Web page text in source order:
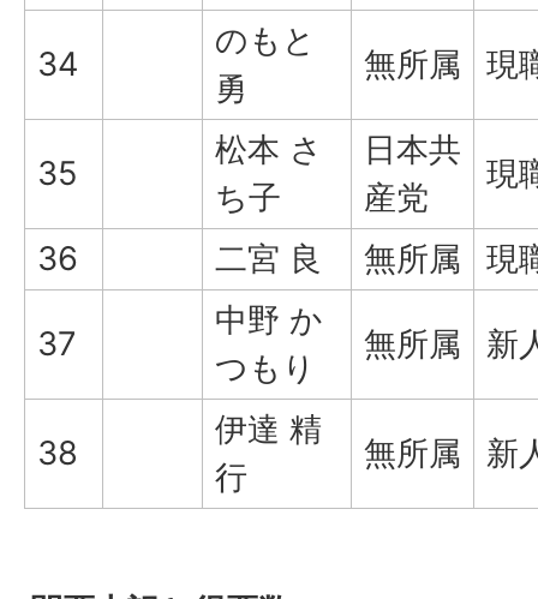
34
のもと
勇
無所属 現
35
松本 さ
ち子
日本共
産党
現
36 二宮 良 無所属 現
37
中野 か
つもり
無所属 新
38
伊達 精
行
無所属 新